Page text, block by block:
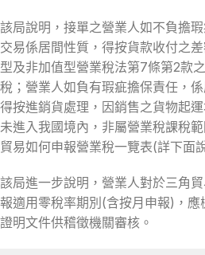
該局說明，接單之營業人如不負擔
交易係居間性質，得按貨款收付之
型及非加值型營業稅法第7條第2款
稅；營業人如負有瑕疵擔保責任，
得按進銷貨處理，因銷售之貨物起
未進入我國境內，非屬營業稅課稅
貿易如何申報營業稅一覽表(詳下面
該局進一步說明，營業人對於三角
報適用零稅率期別(含按月申報)，
證明文件供稽徵機關審核。